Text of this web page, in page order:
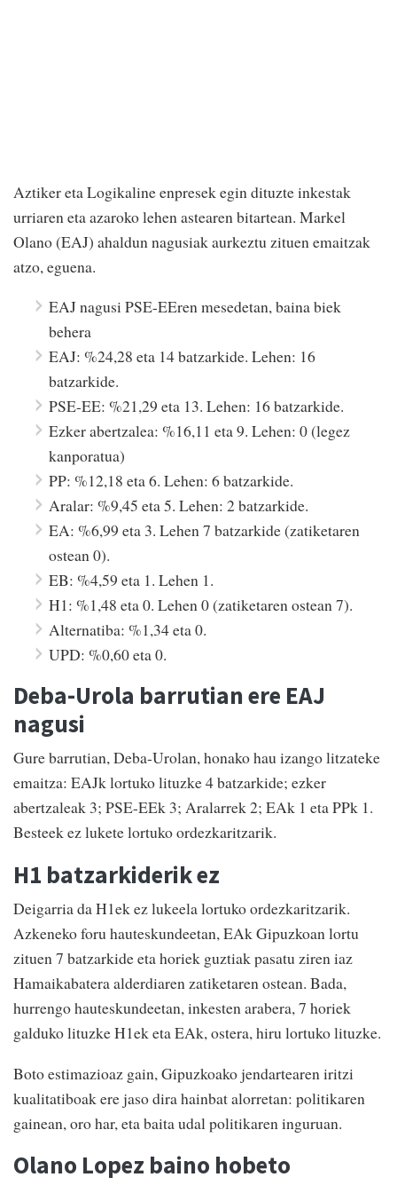
Aztiker eta Logikaline enpresek egin dituzte inkestak
urriaren eta azaroko lehen astearen bitartean. Markel
Olano (EAJ) ahaldun nagusiak aurkeztu zituen emaitzak
atzo, eguena.
EAJ nagusi PSE-EEren mesedetan, baina biek
behera
EAJ: %24,28 eta 14 batzarkide. Lehen: 16
batzarkide.
PSE-EE: %21,29 eta 13. Lehen: 16 batzarkide.
Ezker abertzalea: %16,11 eta 9. Lehen: 0 (legez
kanporatua)
PP: %12,18 eta 6. Lehen: 6 batzarkide.
Aralar: %9,45 eta 5. Lehen: 2 batzarkide.
EA: %6,99 eta 3. Lehen 7 batzarkide (zatiketaren
ostean 0).
EB: %4,59 eta 1. Lehen 1.
H1: %1,48 eta 0. Lehen 0 (zatiketaren ostean 7).
Alternatiba: %1,34 eta 0.
UPD: %0,60 eta 0.
Deba-Urola barrutian ere EAJ
nagusi
Gure barrutian, Deba-Urolan, honako hau izango litzateke
emaitza: EAJk lortuko lituzke 4 batzarkide; ezker
abertzaleak 3; PSE-EEk 3; Aralarrek 2; EAk 1 eta PPk 1.
Besteek ez lukete lortuko ordezkaritzarik.
H1 batzarkiderik ez
Deigarria da H1ek ez lukeela lortuko ordezkaritzarik.
Azkeneko foru hauteskundeetan, EAk Gipuzkoan lortu
zituen 7 batzarkide eta horiek guztiak pasatu ziren iaz
Hamaikabatera alderdiaren zatiketaren ostean. Bada,
hurrengo hauteskundeetan, inkesten arabera, 7 horiek
galduko lituzke H1ek eta EAk, ostera, hiru lortuko lituzke.
Boto estimazioaz gain, Gipuzkoako jendartearen iritzi
kualitatiboak ere jaso dira hainbat alorretan: politikaren
gainean, oro har, eta baita udal politikaren inguruan.
Olano Lopez baino hobeto